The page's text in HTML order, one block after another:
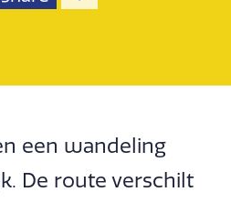
een wandeling
De route verschilt